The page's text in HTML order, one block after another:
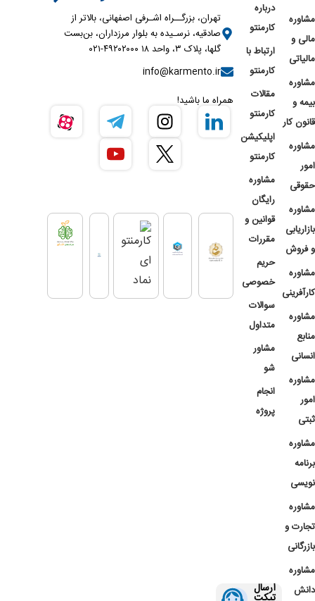
مشاوره
مالی و
مالیاتی
مشاوره
بیمه و
قانون کار
مشاوره
امور
حقوقی
مشاوره
بازاریابی
و فروش
مشاوره
کارآفرینی
مشاوره
منابع
انسانی
مشاوره
امور
ثبتی
مشاوره
برنامه
نویسی
مشاوره
تجارت و
بازرگانی
مشاوره
دانش
درباره
کارمنتو
ارتباط با
کارمنتو
مقالات
کارمنتو
اپلیکیشن
کارمنتو
مشاوره
رایگان
قوانین و
مقررات
حریم
خصوصی
سوالات
متداول
مشاور
شو
انجام
پروژه
ارسال
تهران، بزرگــراه اشـرفی اصفهانی، بالاتر از
صادقیه، نرسـیده به بلوار مرزداران، بن‌بست
گلها، پلاک ۳، واحد ۱۸ ۴۹۲۰۲۰۰۰-۰۲۱
info@karmento.ir
همراه ما باشید!